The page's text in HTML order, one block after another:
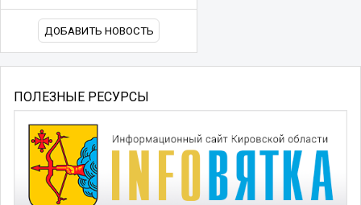
ДОБАВИТЬ НОВОСТЬ
ПОЛЕЗНЫЕ РЕСУРСЫ